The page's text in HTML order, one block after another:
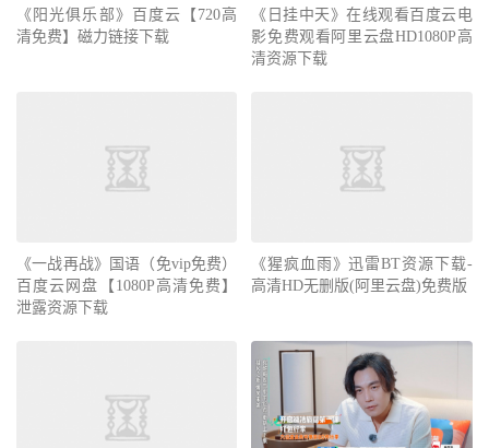
《阳光俱乐部》百度云【720高
清免费】磁力链接下载
《日挂中天》在线观看百度云电
影免费观看阿里云盘HD1080P高
清资源下载
《一战再战》国语（免vip免费）
百度云网盘【1080P高清免费】
泄露资源下载
《猩疯血雨》迅雷BT资源下载-
高清HD无删版(阿里云盘)免费版